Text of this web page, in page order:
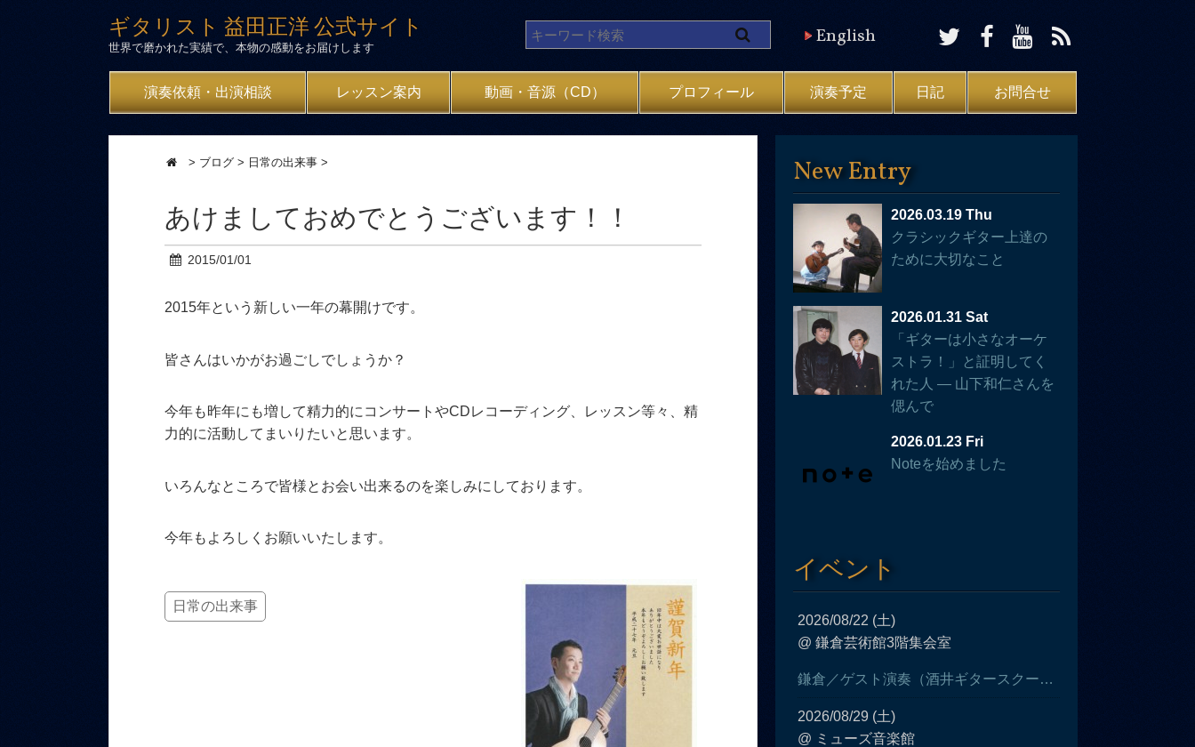
ギタリスト 益田正洋 公式サイト
世界で磨かれた実績で、本物の感動をお届けします English
演奏依頼・出演相談 レッスン案内 動画・音源（CD） プロフィール 演奏予定 日記 お問合せ
> ブログ > 日常の出来事 >
あけましておめでとうございます！！
2015/01/01
2015年という新しい一年の幕開けです。
皆さんはいかがお過ごしでしょうか？
今年も昨年にも増して精力的にコンサートやCDレコーディング、レッスン等々、精
力的に活動してまいりたいと思います。
いろんなところで皆様とお会い出来るのを楽しみにしております。
今年もよろしくお願いいたします。
日常の出来事
New Entry
2026.03.19 Thu
クラシックギター上達の
ために大切なこと
2026.01.31 Sat
「ギターは小さなオーケ
ストラ！」と証明してく
れた人 — 山下和仁さんを
偲んで
2026.01.23 Fri
Noteを始めました
イベント
2026/08/22 (土)
@ 鎌倉芸術館3階集会室
鎌倉／ゲスト演奏（酒井ギタースクール発表会）
2026/08/29 (土)
@ ミューズ音楽館